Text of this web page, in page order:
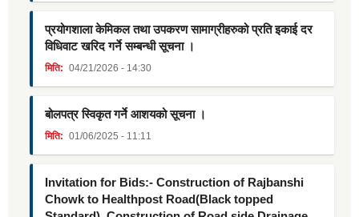
प्रयोगशाला केमिकल तथा उपकरण सामाग्रीहरुको प्रति इकाई दर
विधिवाट खरिद गर्ने सम्बन्धी सूचना ।
मिति: 04/21/2026 - 14:30
बोलपत्र स्विकृत गर्ने आशयको सूचना ।
मिति: 01/06/2025 - 11:11
Invitation for Bids:- Construction of Rajbanshi
Chowk to Healthpost Road(Black topped